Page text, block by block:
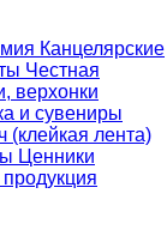
Канцелярские
Честная
верхонки
и сувениры
(клейкая лента)
Ценники